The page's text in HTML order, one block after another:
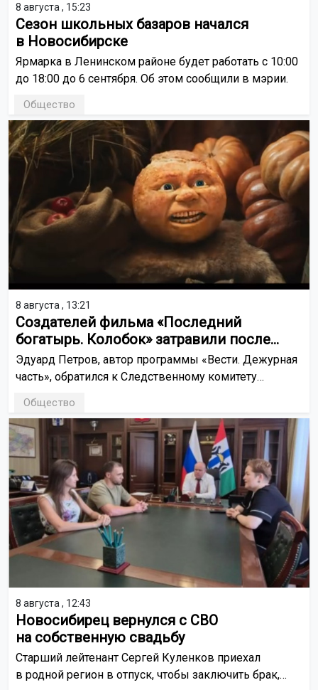
8 августа , 15:23
Сезон школьных базаров начался
в Новосибирске
Ярмарка в Ленинском районе будет работать с 10:00
до 18:00 до 6 сентября. Об этом сообщили в мэрии.
Общество
8 августа , 13:21
Создателей фильма «Последний
богатырь. Колобок» затравили после
премьеры
Эдуард Петров, автор программы «Вести. Дежурная
часть», обратился к Следственному комитету
фильма. По его словам, участники проекта
столкнулись с угрозами и буллингом.
Общество
8 августа , 12:43
Новосибирец вернулся с СВО
на собственную свадьбу
Старший лейтенант Сергей Куленков приехал
в родной регион в отпуск, чтобы заключить брак,